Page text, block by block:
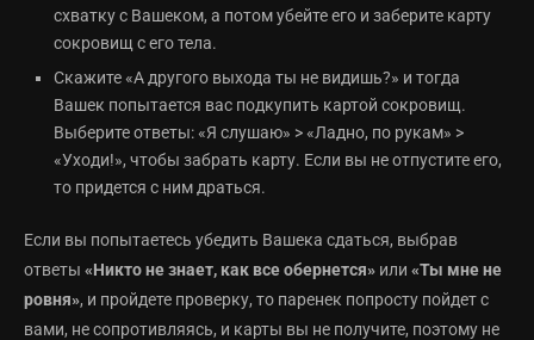
схватку с Вашеком, а потом убейте его и заберите карту
сокровищ с его тела.
Скажите «А другого выхода ты не видишь?» и тогда
Вашек попытается вас подкупить картой сокровищ.
Выберите ответы: «Я слушаю» > «Ладно, по рукам» >
«Уходи!», чтобы забрать карту. Если вы не отпустите его,
то придется с ним драться.
Если вы попытаетесь убедить Вашека сдаться, выбрав
ответы «Никто не знает, как все обернется» или «Ты мне не
ровня», и пройдете проверку, то паренек попросту пойдет с
вами, не сопротивляясь, и карты вы не получите, поэтому не